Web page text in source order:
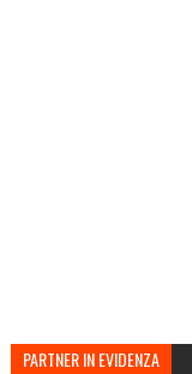
PARTNER IN EVIDENZA